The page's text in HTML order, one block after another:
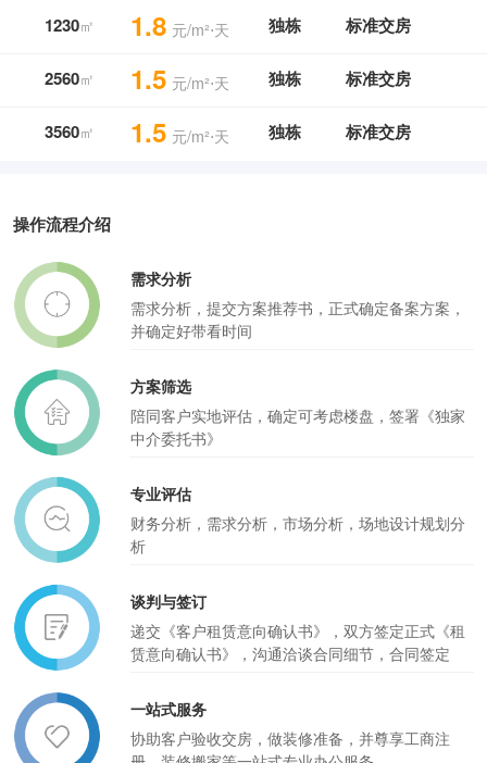
1230㎡ 1.8 元/m²⋅天 独栋 标准交房
2560㎡ 1.5 元/m²⋅天 独栋 标准交房
3560㎡ 1.5 元/m²⋅天 独栋 标准交房
操作流程介绍
需求分析
需求分析，提交方案推荐书，正式确定备案方案，
并确定好带看时间
方案筛选
陪同客户实地评估，确定可考虑楼盘，签署《独家
中介委托书》
专业评估
财务分析，需求分析，市场分析，场地设计规划分
析
谈判与签订
递交《客户租赁意向确认书》，双方签定正式《租
赁意向确认书》，沟通洽谈合同细节，合同签定
一站式服务
协助客户验收交房，做装修准备，并尊享工商注